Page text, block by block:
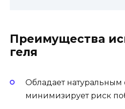
Преимущества
геля
Обладает натуральным
минимизирует риск